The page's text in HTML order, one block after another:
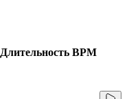
Длительность BPM